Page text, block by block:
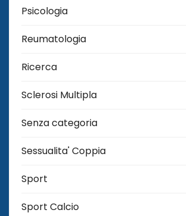
Psicologia
Reumatologia
Ricerca
Sclerosi Multipla
Senza categoria
Sessualita' Coppia
Sport
Sport Calcio